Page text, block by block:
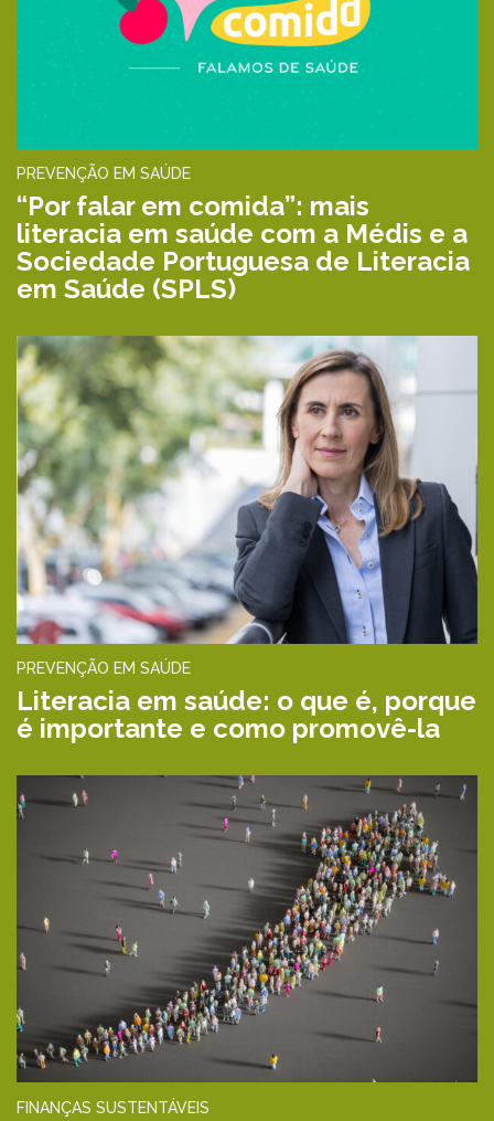
PREVENÇÃO EM SAÚDE
“Por falar em comida”: mais
literacia em saúde com a Médis e a
Sociedade Portuguesa de Literacia
em Saúde (SPLS)
PREVENÇÃO EM SAÚDE
Literacia em saúde: o que é, porque
é importante e como promovê-la
FINANÇAS SUSTENTÁVEIS